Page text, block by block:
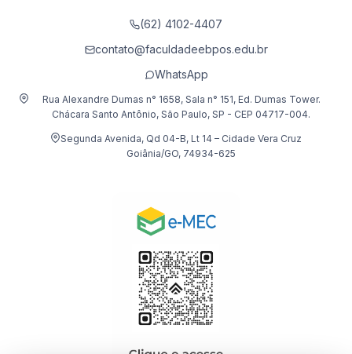
(62) 4102-4407
contato@faculdadeebpos.edu.br
WhatsApp
Rua Alexandre Dumas n° 1658, Sala n° 151, Ed. Dumas Tower.
Chácara Santo Antônio, São Paulo, SP - CEP 04717-004.
Segunda Avenida, Qd 04-B, Lt 14 – Cidade Vera Cruz
Goiânia/GO, 74934-625